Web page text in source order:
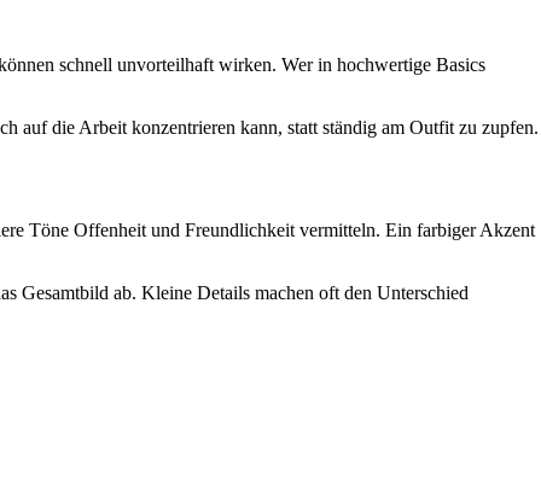
schnell unvorteilhaft wirken. Wer in hochwertige Basics
auf die Arbeit konzentrieren kann, statt ständig am Outfit zu zupfen.
Töne Offenheit und Freundlichkeit vermitteln. Ein farbiger Akzent
Gesamtbild ab. Kleine Details machen oft den Unterschied